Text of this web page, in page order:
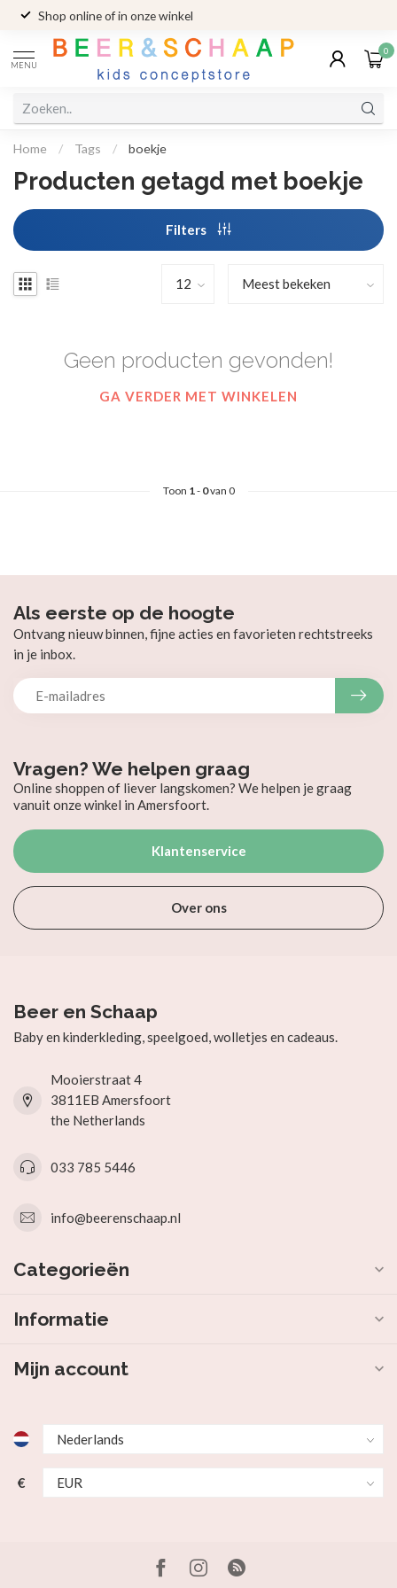
Shop online of in onze winkel
MENU
0
Home / Tags / boekje
Producten getagd met boekje
Filters
Geen producten gevonden!
GA VERDER MET WINKELEN
Toon 1- 0van 0
Vragen? We helpen graag
Online shoppen of liever langskomen? We helpen je graag
vanuit onze winkel in Amersfoort.
Klantenservice
Over ons
Als eerste op de hoogte
Ontvang nieuw binnen, fijne acties en favorieten rechtstreeks
in je inbox.
Beer en Schaap
Baby en kinderkleding, speelgoed, wolletjes en cadeaus.
Mooierstraat 4
3811EB Amersfoort
the Netherlands
033 785 5446
info@beerenschaap.nl
Categorieën
Informatie
Mijn account
€